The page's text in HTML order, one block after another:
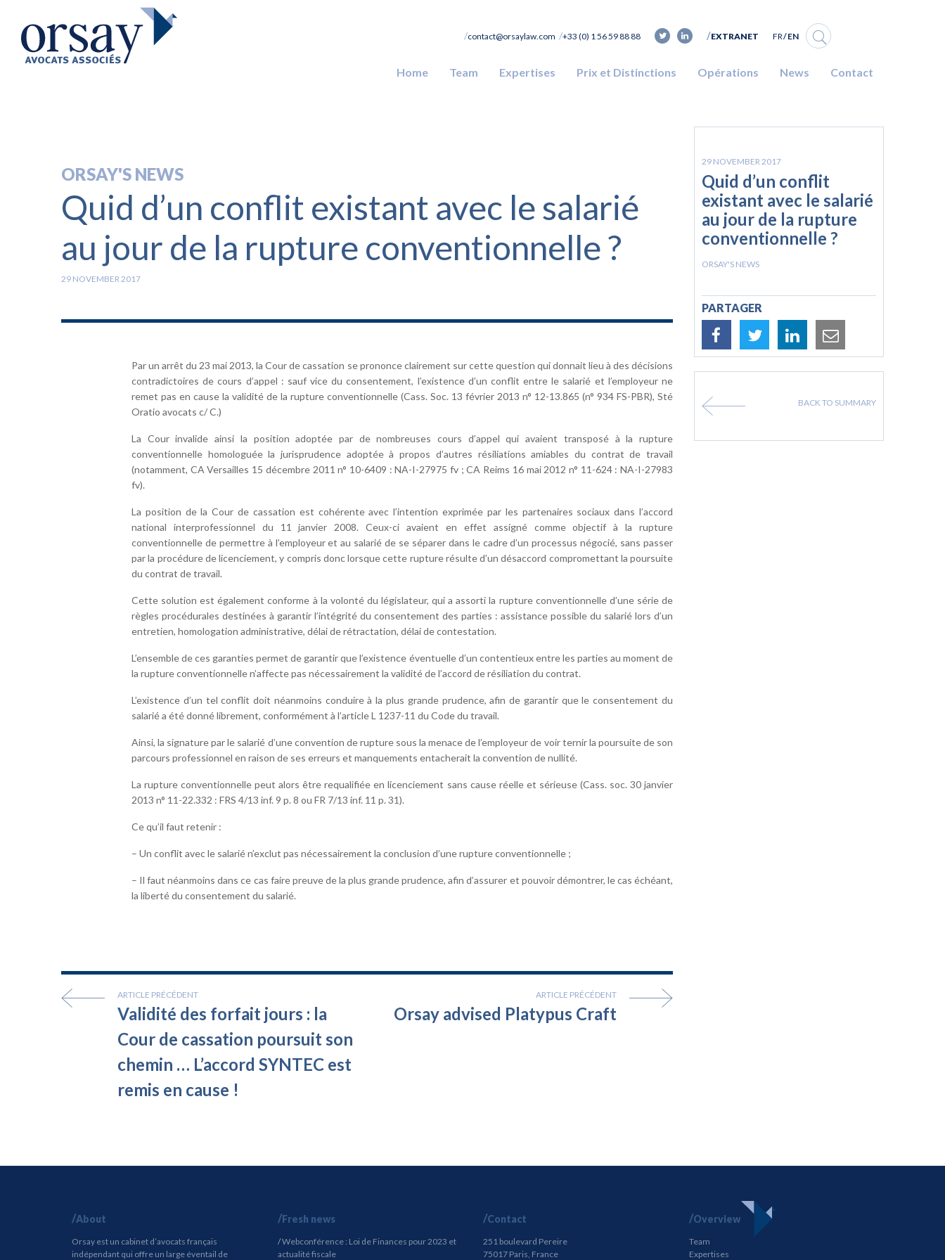
contact@orsaylaw.com +33 (0) 1 56 59 88 88 EXTRANET FR EN
Home Team Expertises Prix et Distinctions Opérations News Contact
ORSAY'S NEWS
Quid d’un conflit existant avec le salarié
au jour de la rupture conventionnelle ?
29 NOVEMBER 2017
Par un arrêt du 23 mai 2013, la Cour de cassation se prononce clairement sur cette question qui donnait lieu à des décisions
contradictoires de cours d’appel : sauf vice du consentement, l’existence d’un conflit entre le salarié et l’employeur ne
remet pas en cause la validité de la rupture conventionnelle (Cass. Soc. 13 février 2013 n° 12-13.865 (n° 934 FS-PBR), Sté
Oratio avocats c/ C.)
La Cour invalide ainsi la position adoptée par de nombreuses cours d’appel qui avaient transposé à la rupture
conventionnelle homologuée la jurisprudence adoptée à propos d’autres résiliations amiables du contrat de travail
(notamment, CA Versailles 15 décembre 2011 n° 10-6409 : NA-I-27975 fv ; CA Reims 16 mai 2012 n° 11-624 : NA-I-27983
fv).
La position de la Cour de cassation est cohérente avec l’intention exprimée par les partenaires sociaux dans l’accord
national interprofessionnel du 11 janvier 2008. Ceux-ci avaient en effet assigné comme objectif à la rupture
conventionnelle de permettre à l’employeur et au salarié de se séparer dans le cadre d’un processus négocié, sans passer
par la procédure de licenciement, y compris donc lorsque cette rupture résulte d’un désaccord compromettant la poursuite
du contrat de travail.
Cette solution est également conforme à la volonté du législateur, qui a assorti la rupture conventionnelle d’une série de
règles procédurales destinées à garantir l’intégrité du consentement des parties : assistance possible du salarié lors d’un
entretien, homologation administrative, délai de rétractation, délai de contestation.
L’ensemble de ces garanties permet de garantir que l’existence éventuelle d’un contentieux entre les parties au moment de
la rupture conventionnelle n’affecte pas nécessairement la validité de l’accord de résiliation du contrat.
L’existence d’un tel conflit doit néanmoins conduire à la plus grande prudence, afin de garantir que le consentement du
salarié a été donné librement, conformément à l’article L 1237-11 du Code du travail.
Ainsi, la signature par le salarié d’une convention de rupture sous la menace de l’employeur de voir ternir la poursuite de son
parcours professionnel en raison de ses erreurs et manquements entacherait la convention de nullité.
La rupture conventionnelle peut alors être requalifiée en licenciement sans cause réelle et sérieuse (Cass. soc. 30 janvier
2013 n° 11-22.332 : FRS 4/13 inf. 9 p. 8 ou FR 7/13 inf. 11 p. 31).
Ce qu’il faut retenir :
– Un conflit avec le salarié n’exclut pas nécessairement la conclusion d’une rupture conventionnelle ;
– Il faut néanmoins dans ce cas faire preuve de la plus grande prudence, afin d’assurer et pouvoir démontrer, le cas échéant,
la liberté du consentement du salarié.
ARTICLE PRÉCÉDENT
Validité des forfait jours : la
Cour de cassation poursuit son
chemin … L’accord SYNTEC est
remis en cause !
ARTICLE PRÉCÉDENT
Orsay advised Platypus Craft
29 NOVEMBER 2017
Quid d’un conflit
existant avec le salarié
au jour de la rupture
conventionnelle ?
ORSAY'S NEWS
PARTAGER
BACK TO SUMMARY
About
Orsay est un cabinet d’avocats français
indépendant qui offre un large éventail de
Fresh news
Webconférence : Loi de Finances pour 2023 et
actualité fiscale
Contact
251 boulevard Pereire
75017 Paris, France
Overview
Team
Expertises